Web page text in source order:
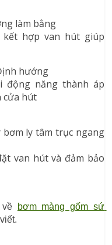
làm bằng
kết hợp van hút giúp
hướng
động năng thành áp
cửa hút
ly tâm trục ngang
van hút và đảm bảo
bơm màng gốm sứ